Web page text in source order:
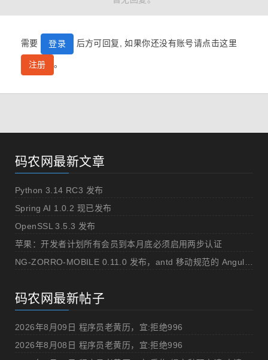
需要 登录 后方可回复, 如果你还没有账号请点击这里
注册 。
码农网最新文章
Python 3.14 RC3 发布
Spring AI 1.0.2 现已发布
OpenSSL 3.5.3 发布
苹果：开发者计划所有会员到本月底必须启用两步认证
码农网最新帖子
2026年8月09日 程序员老黄历，宜:拒绝996
2026年8月08日 程序员老黄历，宜:拒绝996